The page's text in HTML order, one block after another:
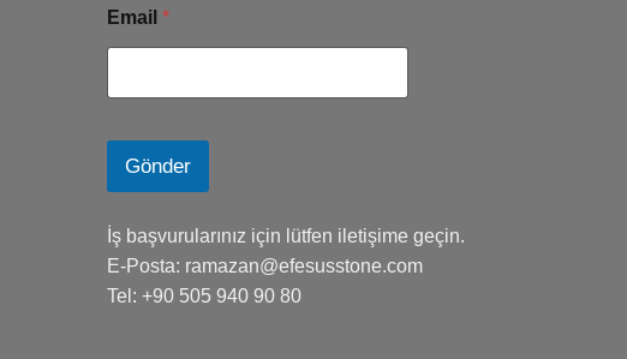
Email *
Gönder
İş başvurularınız için lütfen iletişime geçin.
E-Posta: ramazan@efesusstone.com
Tel: +90 505 940 90 80